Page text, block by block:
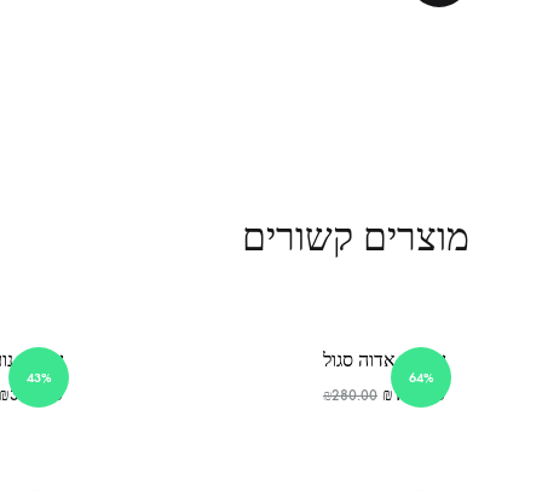
מוצרים קשורים
64%
שמלת אדוה סגול
₪100.00
₪280.00
43%
שמלת
₪399.00